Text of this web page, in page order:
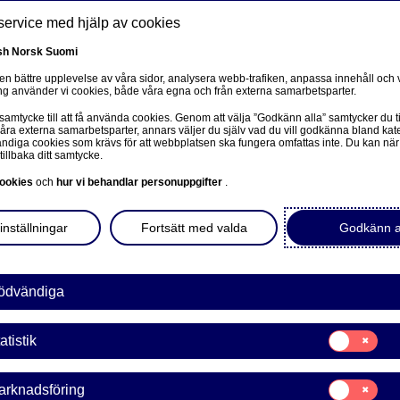
Om oss Investerare Nyheter & insikter
Bank Abp: Återköp av
med hjälp av cookies
Norsk Suomi
bättre upplevelse av våra sidor, analysera webb-trafiken, anpassa innehåll och
använder vi cookies, både våra egna och från externa samarbetsparter.
till att få använda cookies. Genom att välja ”Godkänn alla” samtycker du
externa samarbetsparter, annars väljer du själv vad du vill godkänna bland
cookies som krävs för att webbplatsen ska fungera omfattas inte. Du kan
ditt samtycke.
och hur vi behandlar personuppgifter .
Godkänn
Fortsätt med valda
Samtycke
för:
Statistik
Samtycke